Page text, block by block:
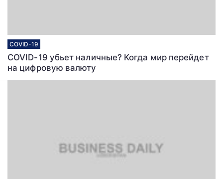
COVID-19
COVID-19 убьет наличные? Когда мир перейдет
на цифровую валюту